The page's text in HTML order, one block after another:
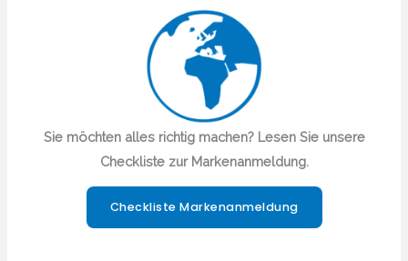
Sie möchten alles richtig machen? Lesen Sie unsere
Checkliste zur Markenanmeldung.
Checkliste Markenanmeldung